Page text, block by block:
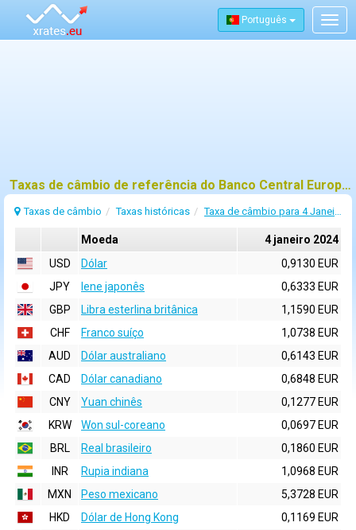
Português
Taxas de câmbio de referência do Banco Central Europeu (BCE) para 4 janeiro 2024
Taxas de câmbio Taxas históricas Taxa de câmbio para 4 Janeiro 2024
Moeda
4 janeiro 2024
USD
Dólar
0,9130 EUR
JPY
Iene japonês
0,6333 EUR
GBP
Libra esterlina britânica
1,1590 EUR
CHF
Franco suíço
1,0738 EUR
AUD
Dólar australiano
0,6143 EUR
CAD
Dólar canadiano
0,6848 EUR
CNY
Yuan chinês
0,1277 EUR
KRW
Won sul-coreano
0,0697 EUR
BRL
Real brasileiro
0,1860 EUR
INR
Rupia indiana
1,0968 EUR
MXN
Peso mexicano
5,3728 EUR
HKD
Dólar de Hong Kong
0,1169 EUR